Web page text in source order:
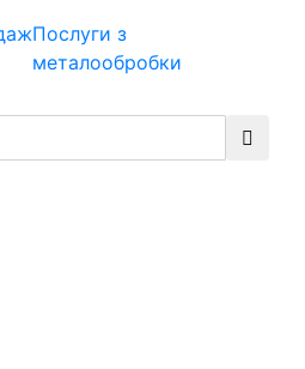
Послуги з
металообробки